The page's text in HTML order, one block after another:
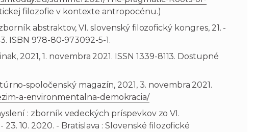
filozofie v kontexte antropocénu.)
abstraktov, VI. slovenský filozofický kongres, 21. -
ISBN 978-80-973092-5-1.
2021, 1. novembra 2021. ISSN 1339-8113. Dostupné
spoločenský magazín, 2021, 3. novembra 2021.
a-environmentalna-demokracia/
: zborník vedeckých príspevkov zo VI.
10. 2020. - Bratislava : Slovenské filozofické